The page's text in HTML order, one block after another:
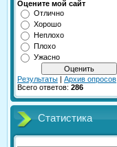
Оцените мой сайт
Отлично
Хорошо
Неплохо
Плохо
Ужасно
Результаты | Архив опросов
Всего ответов: 286
Статистика